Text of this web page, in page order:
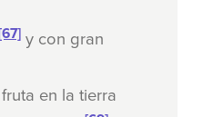
y con gran
en la tierra